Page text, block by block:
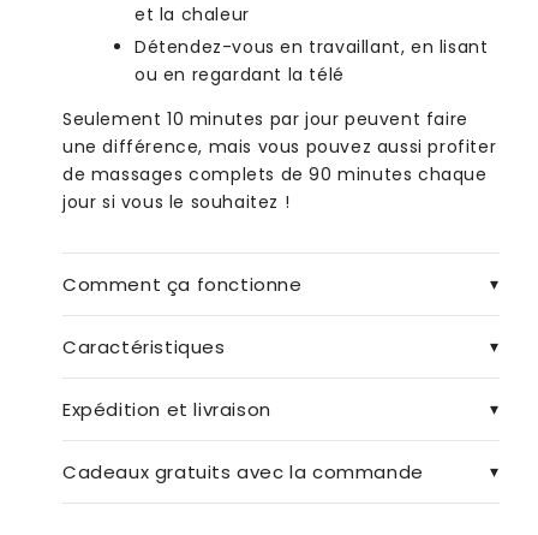
et la chaleur
Détendez-vous en travaillant, en lisant
ou en regardant la télé
Seulement 10 minutes par jour peuvent faire
une différence, mais vous pouvez aussi profiter
de massages complets de 90 minutes chaque
jour si vous le souhaitez !
Comment ça fonctionne
Caractéristiques
Expédition et livraison
Cadeaux gratuits avec la commande